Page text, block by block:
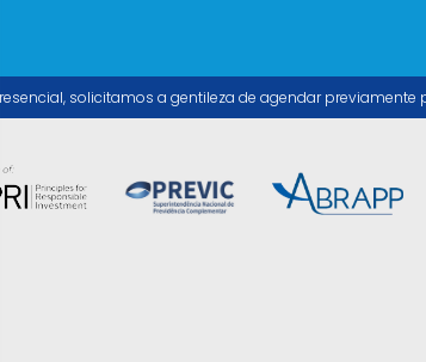
solicitamos a gentileza de agendar previamente